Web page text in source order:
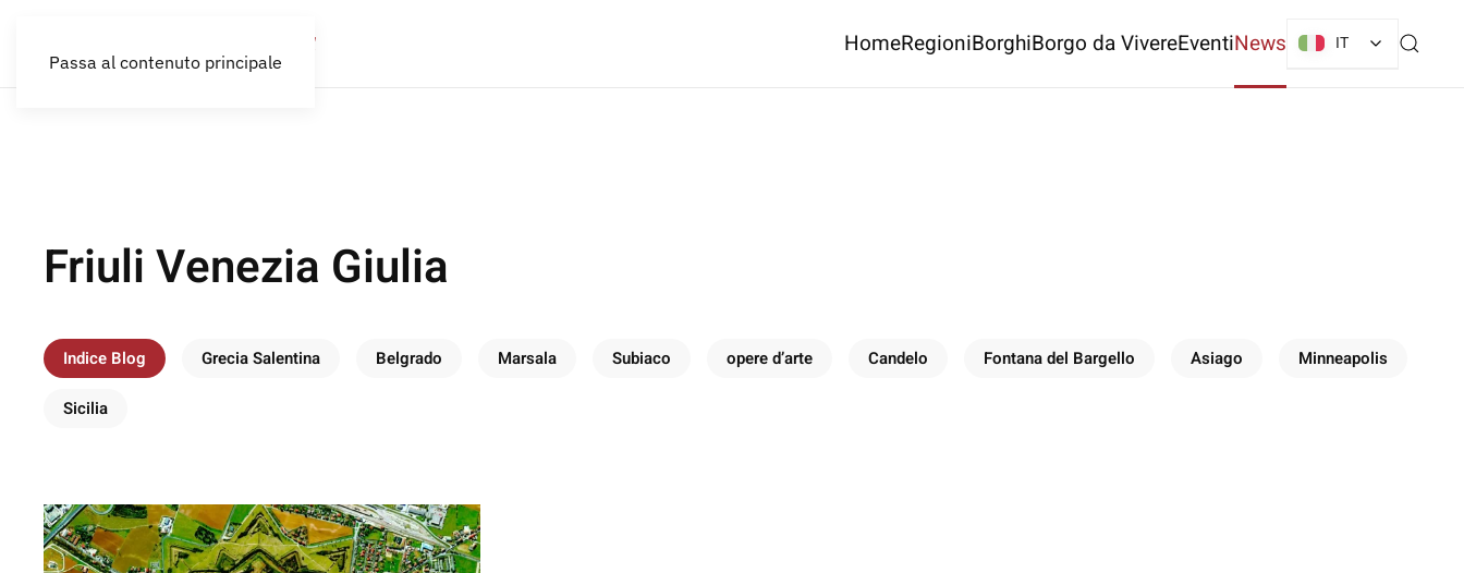
Passa al contenuto principale
HomeRegioniBorghiBorgo da VivereEventiNews IT
Friuli Venezia Giulia
Indice Blog Grecia Salentina Belgrado Marsala Subiaco opere d’arte Candelo Fontana del Bargello Asiago Minneapolis
Sicilia